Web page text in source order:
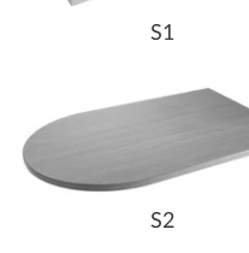
S1
S2